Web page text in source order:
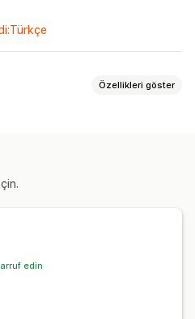
Özellikleri göster
edin